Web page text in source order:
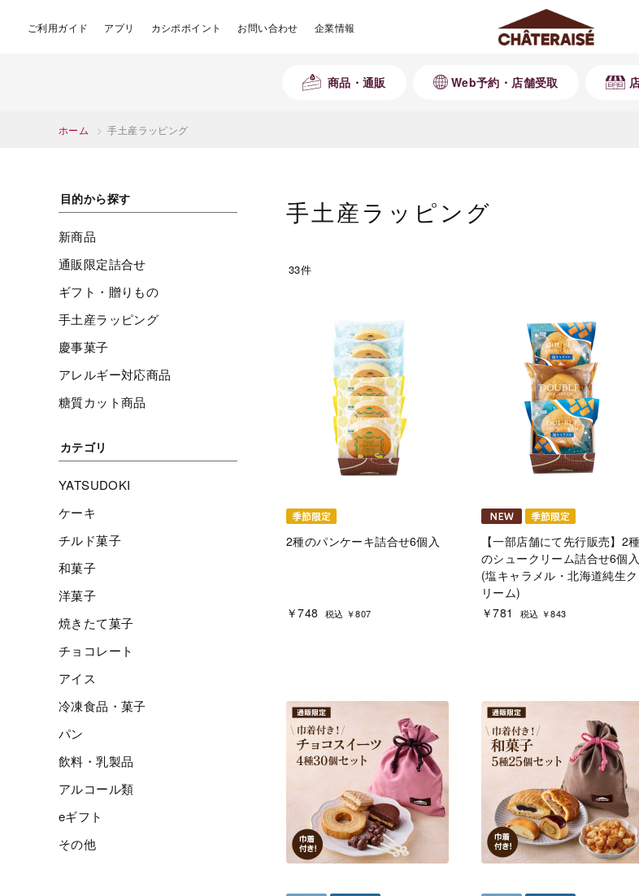
ご利用ガイド アプリ カシポポイント お問い合わせ 企業情報
商品・通販 Web予約・店舗受取
ホーム > 手土産ラッピング
目的から探す
新商品
通販限定詰合せ
ギフト・贈りもの
手土産ラッピング
慶事菓子
アレルギー対応商品
糖質カット商品
カテゴリ
YATSUDOKI
ケーキ
チルド菓子
和菓子
洋菓子
焼きたて菓子
チョコレート
アイス
冷凍食品・菓子
パン
飲料・乳製品
アルコール類
eギフト
その他
手土産ラッピング
33件
2種のパンケーキ詰合せ6個入
￥748 税込 ￥807
【一部店舗にて先行販売】2種
のシュークリーム詰合せ6個入
(塩キャラメル・北海道純生ク
リーム)
￥781
税込 ￥843